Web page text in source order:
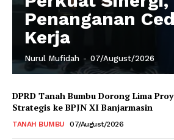
Penanganan
Kerja
Nurul Mufidah - 07/August/2026
DPRD Tanah Bumbu Dorong Lima
Strategis ke BPJN XI Banjarmasin
TANAH BUMBU 07/August/2026